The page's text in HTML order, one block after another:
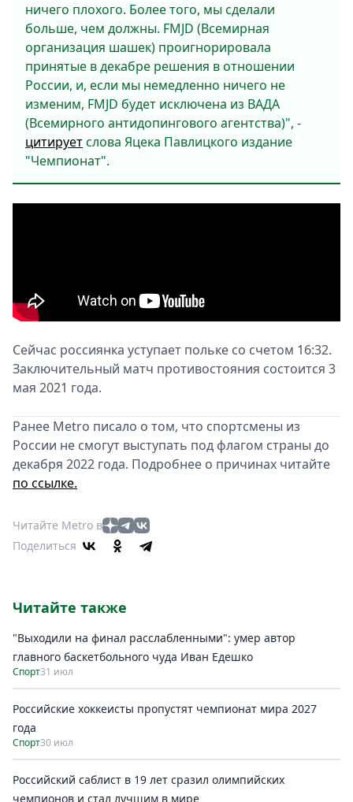
ничего плохого. Более того, мы сделали
больше, чем должны. FMJD (Всемирная
организация шашек) проигнорировала
принятые в декабре решения в отношении
России, и, если мы немедленно ничего не
изменим, FMJD будет исключена из ВАДА
(Всемирного антидопингового агентства)", -
цитируетслова Яцека Павлицкого издание
"Чемпионат".
Сейчас россиянка уступает польке со счетом 16:32.
Заключительный матч противостояния состоится 3
мая 2021 года.
Ранее Metro писало о том, что спортсмены из
России не смогут выступать под флагом страны до
декабря 2022 года. Подробнее о причинах читайте
по ссылке.
Читайте Metro в
Поделиться
Читайте также
"Выходили на финал расслабленными": умер автор
главного баскетбольного чуда Иван Едешко
Спорт31 июл
Российские хоккеисты пропустят чемпионат мира 2027
года
Спорт30 июл
Российский саблист в 19 лет сразил олимпийских
чемпионов и стал лучшим в мире